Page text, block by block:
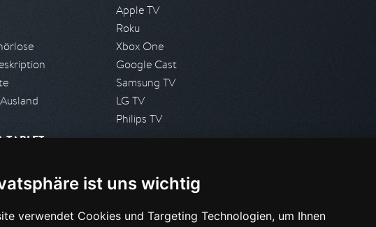
ist uns wichtig
verwendet Cookies und Targeting Technologien, um Ihnen
TABLET
Apple TV
Roku
Xbox One
Google Cast
Samsung TV
LG TV
Philips TV
Presseanfrage stellen